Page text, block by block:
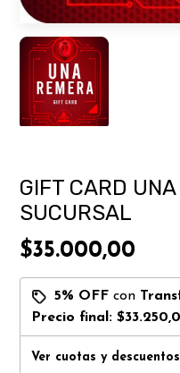
GIFT CARD
SUCURSAL
$35.000,00
5% OFF con
Precio final:
Ver cuotas y descuentos